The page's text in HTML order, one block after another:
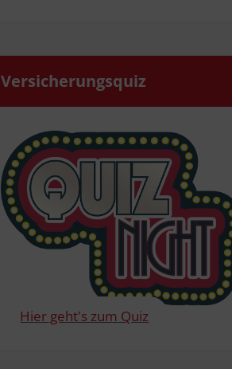
Ver­si­che­rungs­quiz
Hier geht's zum Quiz